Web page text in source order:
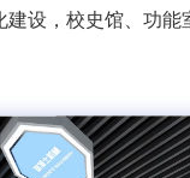
设，校史馆、功能